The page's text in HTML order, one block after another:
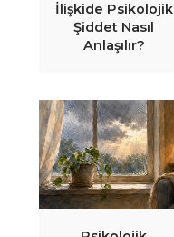
İlişkide Psikolojik
Şiddet Nasıl
Anlaşılır?